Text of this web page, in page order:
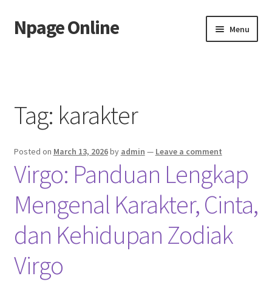
Skip
to
Skip
to
Npage Online Menu
Tag: karakter
Posted on March 13, 2026by admin — Leave a comment
Virgo: Panduan Lengkap
Mengenal Karakter, Cinta,
dan Kehidupan Zodiak
Virgo